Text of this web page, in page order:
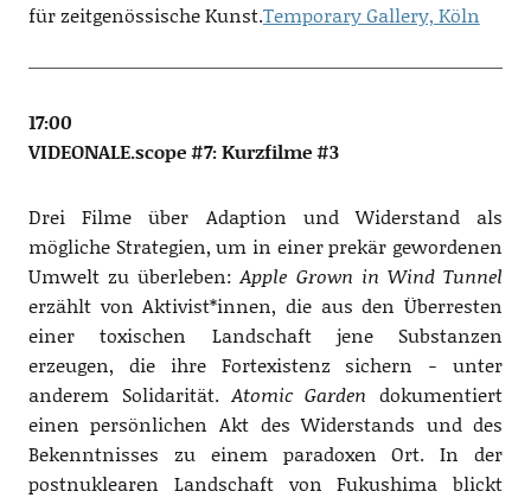
für zeitgenössische Kunst.Temporary Gallery, Köln
17:00
VIDEONALE.scope #7: Kurzfilme #3
Drei Filme über Adaption und Widerstand als
mögliche Strategien, um in einer prekär gewordenen
Umwelt zu überleben:Apple Grown in Wind Tunnel
erzählt von Aktivist*innen, die aus den Überresten
einer toxischen Landschaft jene Substanzen
erzeugen, die ihre Fortexistenz sichern − unter
anderem Solidarität.Atomic Garden dokumentiert
einen persönlichen Akt des Widerstands und des
Bekenntnisses zu einem paradoxen Ort. In der
postnuklearen Landschaft von Fukushima blickt